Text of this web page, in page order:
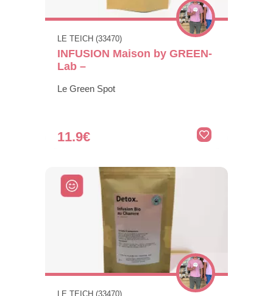
LE TEICH (33470)
INFUSION Maison by GREEN-
Lab –
Le Green Spot
11.9€
LE TEICH (33470)